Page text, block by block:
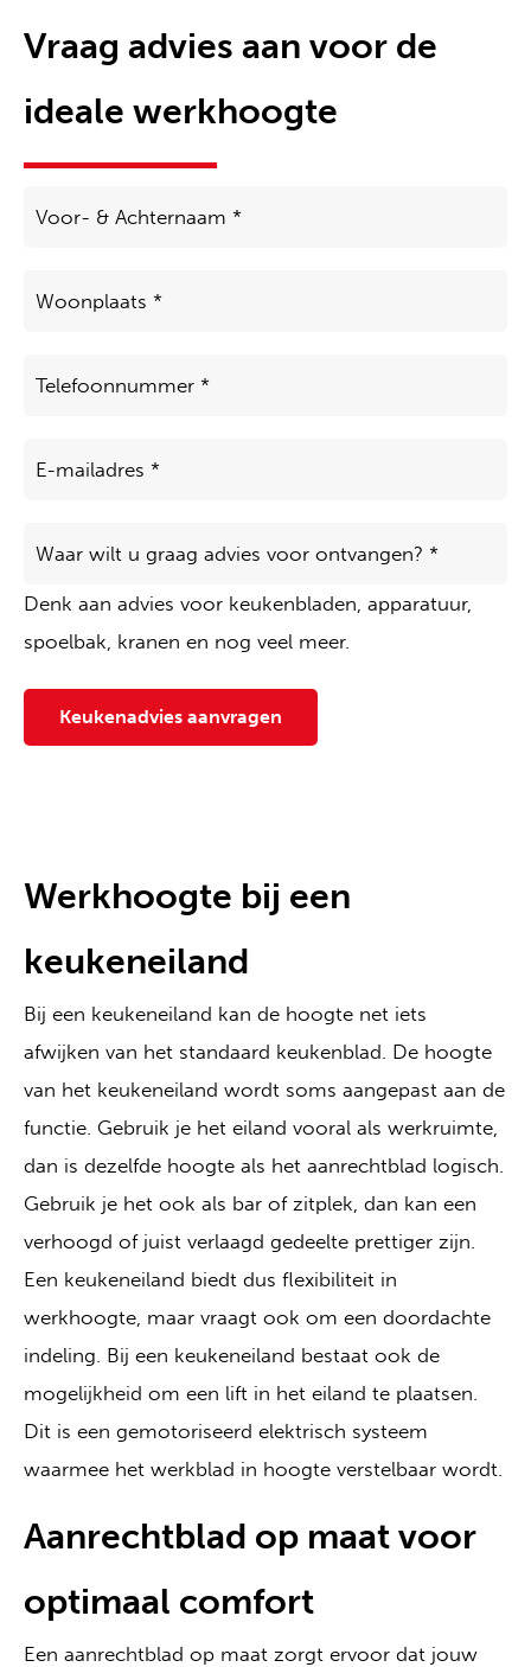
Vraag advies aan voor de
ideale werkhoogte
mailadres*
wilt
graag
advies
ontvangen?
Denk aan advies voor keukenbladen, apparatuur,
spoelbak, kranen en nog veel meer.
Keukenadvies aanvragen
Werkhoogte bij een
keukeneiland
Bij een keukeneiland kan de hoogte net iets
afwijken van het standaard keukenblad. De hoogte
van het keukeneiland wordt soms aangepast aan de
functie. Gebruik je het eiland vooral als werkruimte,
dan is dezelfde hoogte als het aanrechtblad logisch.
Gebruik je het ook als bar of zitplek, dan kan een
verhoogd of juist verlaagd gedeelte prettiger zijn.
Een keukeneiland biedt dus flexibiliteit in
werkhoogte, maar vraagt ook om een doordachte
indeling. Bij een keukeneiland bestaat ook de
mogelijkheid om een lift in het eiland te plaatsen.
Dit is een gemotoriseerd elektrisch systeem
waarmee het werkblad in hoogte verstelbaar wordt.
Aanrechtblad op maat voor
optimaal comfort
Een aanrechtblad op maat zorgt ervoor dat jouw